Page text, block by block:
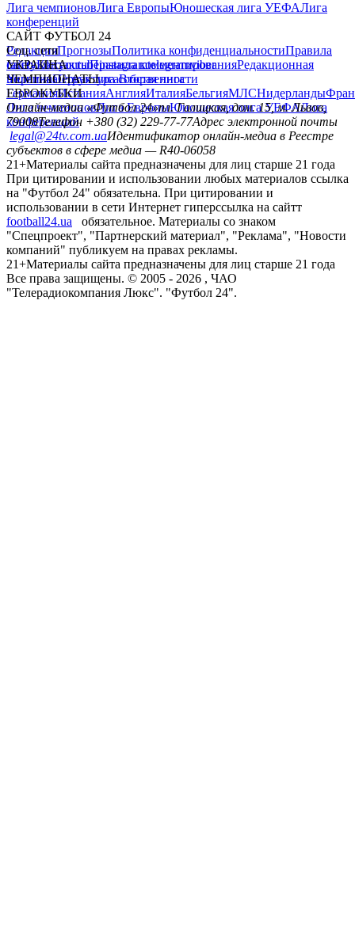
Лига чемпионовЛига ЕвропыЮношеская лига УЕФАЛига
конференций
САЙТ ФУТБОЛ 24
РедакцияПрогнозыПолитика конфиденциальностиПравила
сайтуКонтактыПравила комментированияРедакционная
политикаСтруктура собственности
Соц. сети
facebookxyoutubeinstagramtelegramviber
УКРАИНА
УкраинаПервая лигаВторая лига
ЧЕМПИОНАТЫ
ГерманияИспанияАнглияИталияБельгияМЛСНидерланды
ЕВРОКУБКИ
Лига чемпионовЛига ЕвропыЮношеская лига УЕФАЛига
конференций
Онлайн-медиа «Футбол 24»пл. Галицкая, дом. 15, м. Львов,
79008Телефон +380 (32) 229-77-77Адрес электронной почты
legal@24tv.com.uaИдентификатор онлайн-медиа в Реестре
субъектов в сфере медиа — R40-06058
21+Материалы сайта предназначены для лиц старше 21 года
При цитировании и использовании любых материалов ссылка
на "Футбол 24" обязательна. При цитировании и
использовании в сети Интернет гиперссылка на сайтт
football24.ua
обязательное. Материалы со знаком
"Спецпроект", "Партнерский материал", "Реклама", "Новости
компаний" публикуем на правах рекламы.
21+Материалы сайта предназначены для лиц старше 21 года
Все права защищены. © 2005 - 2026 , ЧАО
"Телерадиокомпания Люкс". "Футбол 24".